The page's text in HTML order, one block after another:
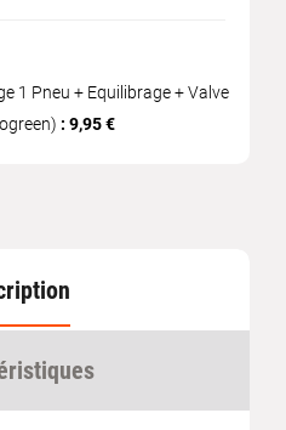
1 Pneu + Equilibrage + Valve
: 9,95 €